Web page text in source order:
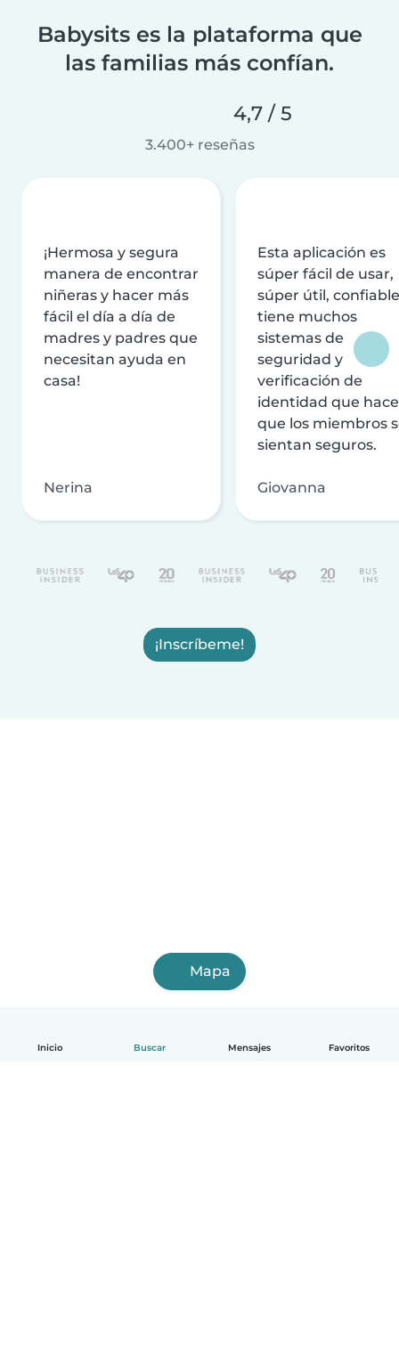
Inicio Buscar Mensajes Favoritos
Babysits es la plataforma que
las familias más confían.
4,7 / 5
3.400+ reseñas
¡Hermosa y segura
manera de encontrar
niñeras y hacer más
fácil el día a día de
madres y padres que
necesitan ayuda en
casa!
Nerina
Esta aplicación es
súper fácil de usar,
súper útil,
tiene muchos
sistemas de
seguridad y
verificación de
identidad que
que los miembros
sientan seguros.
Giovanna
¡Inscríbeme!
Mapa